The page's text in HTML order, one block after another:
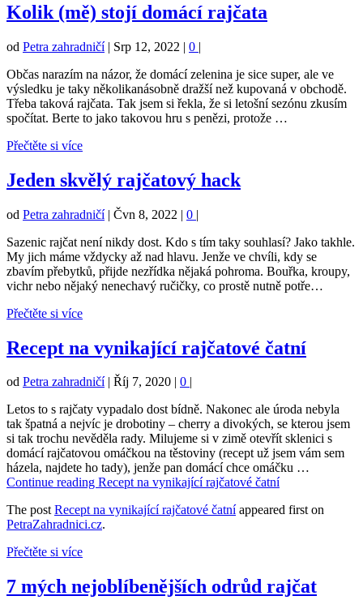
Kolik (mě) stojí domácí rajčata
od Petra zahradničí| Srp 12, 2022 | 0 |
Občas narazím na názor, že domácí zelenina je sice super, ale ve
výsledku je taky několikanásobně dražší než kupovaná v obchodě.
Třeba taková rajčata. Tak jsem si řekla, že si letošní sezónu zkusím
spočítat. Berte to jako takovou hru s penězi, protože …
Přečtěte si více
Jeden skvělý rajčatový hack
od Petra zahradničí| Čvn 8, 2022 | 0 |
Sazenic rajčat není nikdy dost. Kdo s tím taky souhlasí? Jako takhle.
My jich máme vždycky až nad hlavu. Jenže ve chvíli, kdy se
zbavím přebytků, přijde nezřídka nějaká pohroma. Bouřka, kroupy,
vichr nebo nějaký nenechavý ručičky, co prostě nutně potře…
Přečtěte si více
Recept na vynikající rajčatové čatní
od Petra zahradničí Říj 7, 2020 0
Letos to s rajčaty vypadalo dost bídně. Nakonec ale úroda nebyla
tak špatná a nejvíc je drobotiny – cherry a divokých, se kterou jsem
si tak trochu nevěděla rady. Milujeme si v zimě otevřít sklenici s
domácí rajčatovou omáčkou na těstoviny (recept už jsem vám sem
házela, najdete ho tady), jenže pan domácí chce omáčku …
Continue reading Recept na vynikající rajčatové čatní
The postRecept na vynikající rajčatové čatní appeared first on
PetraZahradnici.cz.
Přečtěte si více
7 mých nejoblíbenějších odrůd rajčat